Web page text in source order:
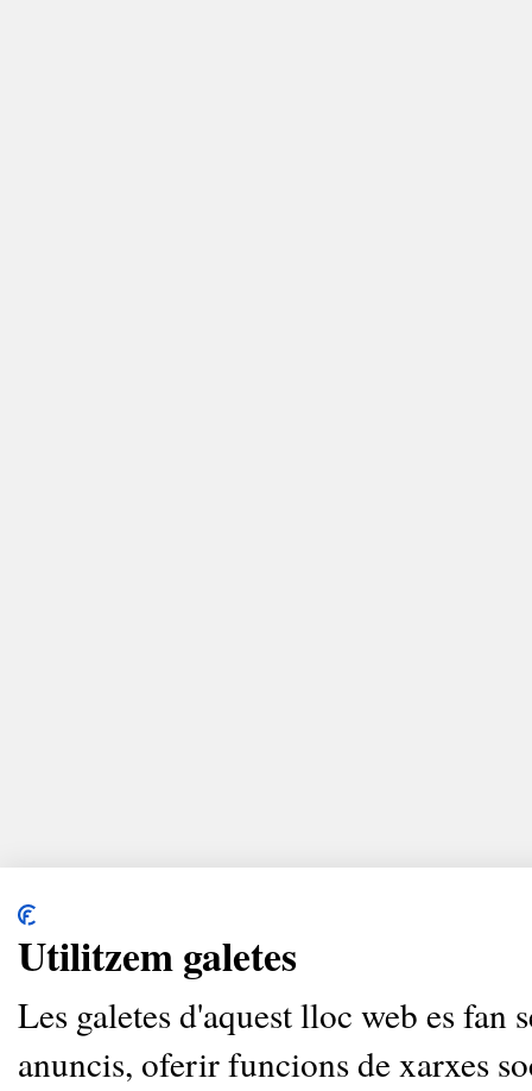
Utilitzem galetes
Les galetes d'aquest lloc web es
anuncis, oferir funcions de xarxes